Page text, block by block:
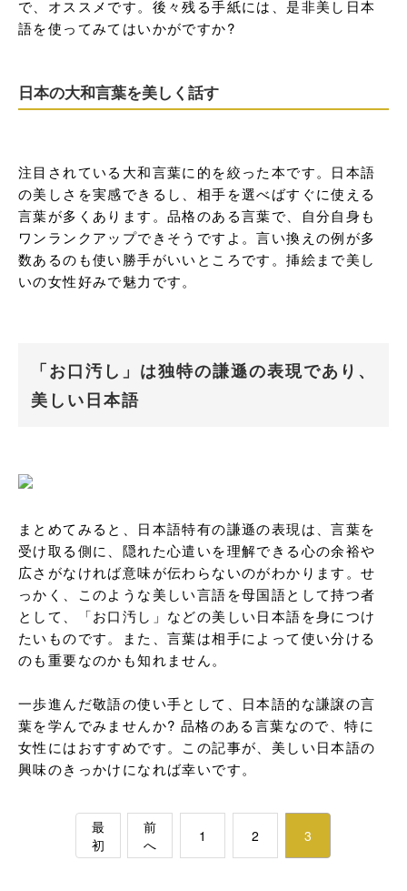
で、オススメです。後々残る手紙には、是非美し日本
語を使ってみてはいかがですか?
日本の大和言葉を美しく話す
注目されている大和言葉に的を絞った本です。日本語
の美しさを実感できるし、相手を選べばすぐに使える
言葉が多くあります。品格のある言葉で、自分自身も
ワンランクアップできそうですよ。言い換えの例が多
数あるのも使い勝手がいいところです。挿絵まで美し
いの女性好みで魅力です。
「お口汚し」は独特の謙遜の表現であり、
美しい日本語
まとめてみると、日本語特有の謙遜の表現は、言葉を
受け取る側に、隠れた心遣いを理解できる心の余裕や
広さがなければ意味が伝わらないのがわかります。せ
っかく、このような美しい言語を母国語として持つ者
として、「お口汚し」などの美しい日本語を身につけ
たいものです。また、言葉は相手によって使い分ける
のも重要なのかも知れません。
一歩進んだ敬語の使い手として、日本語的な謙譲の言
葉を学んでみませんか? 品格のある言葉なので、特に
女性にはおすすめです。この記事が、美しい日本語の
興味のきっかけになれば幸いです。
最
初
前
へ
1 2 3